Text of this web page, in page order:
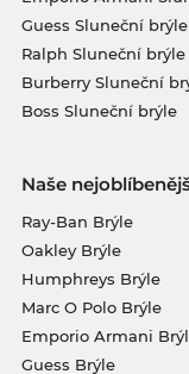
Guess Sluneční brýle
Ralph Sluneční brýle
Burberry Sluneční
Boss Sluneční brýle
Naše
Ray-Ban Brýle
Oakley Brýle
Humphreys Brýle
Marc O Polo Brýle
Emporio Armani
Guess Brýle